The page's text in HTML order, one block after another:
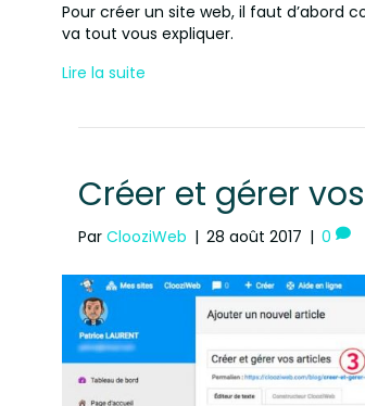
Pour créer un site web, il faut d’abord
va tout vous expliquer.
Lire la suite
Créer et gérer
Par ClooziWeb | 28 août 2017 | 0